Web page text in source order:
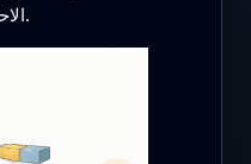
الاحتياجات اليومية بدلاً من التخمين.